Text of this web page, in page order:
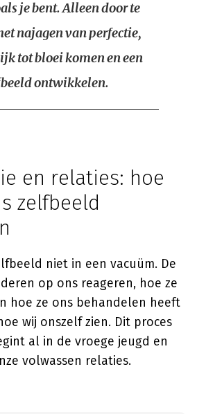
je bent. Alleen door te
najagen van perfectie,
tot bloei komen en een
ontwikkelen.
en relaties: hoe
zelfbeeld
niet in een vacuüm. De
op ons reageren, hoe ze
hoe ze ons behandelen heeft
wij onszelf zien. Dit proces
al in de vroege jeugd en
volwassen relaties.